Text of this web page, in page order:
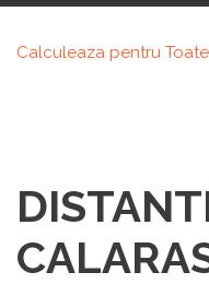
Calculeaza pentru